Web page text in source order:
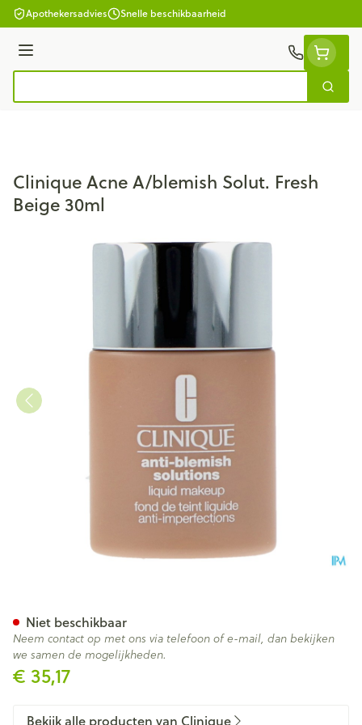
Ga naar de inhoud
Apothekersadvies Snelle beschikbaarheid
Menu
Zoek
Clinique Acne A/blemish Solut. Fresh
Beige 30ml
€ 35,17
Niet beschikbaar
Neem contact op met ons via telefoon of e-mail, dan bekijken
we samen de mogelijkheden.
Bekijk alle producten van Clinique